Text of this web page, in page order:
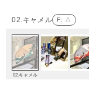
02.キャメル F: △
02.キャメル